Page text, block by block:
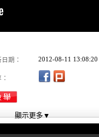
期： 2012-08-11 13:08:20